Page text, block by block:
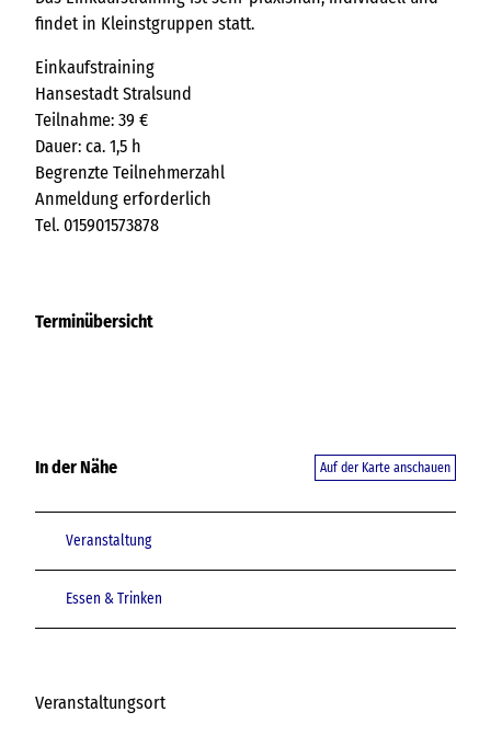
findet in Kleinstgruppen statt.
Einkaufstraining
Hansestadt Stralsund
Teilnahme: 39 €
Dauer: ca. 1,5 h
Begrenzte Teilnehmerzahl
Anmeldung erforderlich
Tel. 015901573878
Terminübersicht
In der Nähe Auf der Karte anschauen
Veranstaltung
Essen & Trinken
Veranstaltungsort